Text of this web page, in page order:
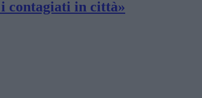
contagiati in città»